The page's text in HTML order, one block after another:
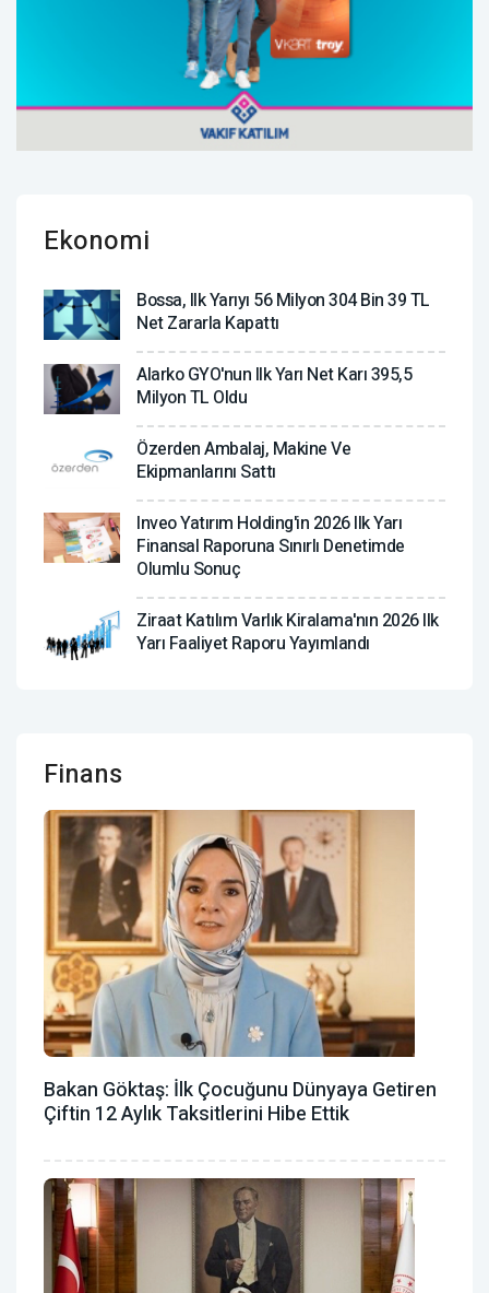
Ekonomi
Bossa, Ilk Yarıyı 56 Milyon 304 Bin 39 TL
Net Zararla Kapattı
Alarko GYO'nun Ilk Yarı Net Karı 395,5
Milyon TL Oldu
Özerden Ambalaj, Makine Ve
Ekipmanlarını Sattı
Inveo Yatırım Holding'in 2026 Ilk Yarı
Finansal Raporuna Sınırlı Denetimde
Olumlu Sonuç
Ziraat Katılım Varlık Kiralama'nın 2026 Ilk
Yarı Faaliyet Raporu Yayımlandı
Finans
Bakan Göktaş: İlk Çocuğunu Dünyaya Getiren
Çiftin 12 Aylık Taksitlerini Hibe Ettik